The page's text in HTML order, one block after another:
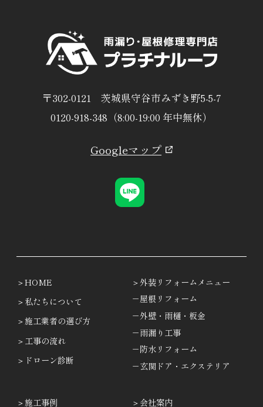
〒302-0121 茨城県守谷市みずき野5-5-7
0120-918-348（8:00-19:00 年中無休）
Googleマップ
HOME
私たちについて
施工業者の選び方
工事の流れ
ドローン診断
外装リフォームメニュー
－屋根リフォーム
－外壁・雨樋・板金
－雨漏り工事
－防水リフォーム
－玄関ドア・エクステリア
施工事例 会社案内